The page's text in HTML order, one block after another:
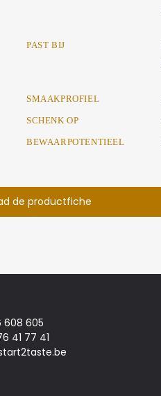
PAST BIJ
SMAAKPROFIEL
SCHENK OP
BEWAARPOTENTIEEL
de productfiche
608 605
41 77 41